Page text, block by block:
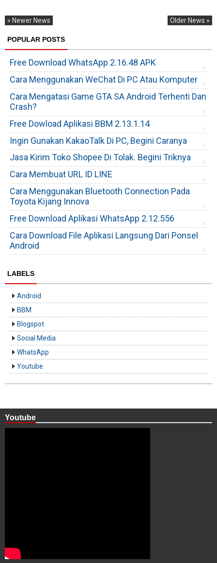
« Newer News Older News »
POPULAR POSTS
Free Download WhatsApp 2.16.48 APK
Cara Menggunakan WeChat Di PC Atau Komputer
Cara Mengatasi Game GTA SA Android Terhenti Dan
Crash?
Free Dowload Aplikasi BBM 2.13.1.14
Ingin Gunakan KakaoTalk Di PC, Begini Caranya
Jasa Kirim Toko Shopee Di Tolak. Begini Triknya
Cara Membuat URL ID LINE
Cara Menggunakan Bluetooth Connection Pada
Toyota Kijang Innova
Free Download Aplikasi WhatsApp 2.12.556
Cara Download File Aplikasi Langsung Dari Ponsel
Android
LABELS
Android
BBM
Blogspot
Social Media
WhatsApp
Youtube
Youtube